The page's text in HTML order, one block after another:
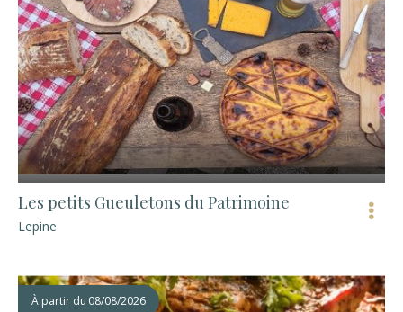
Les petits Gueuletons du Patrimoine
Lepine
À partir du 08/08/2026